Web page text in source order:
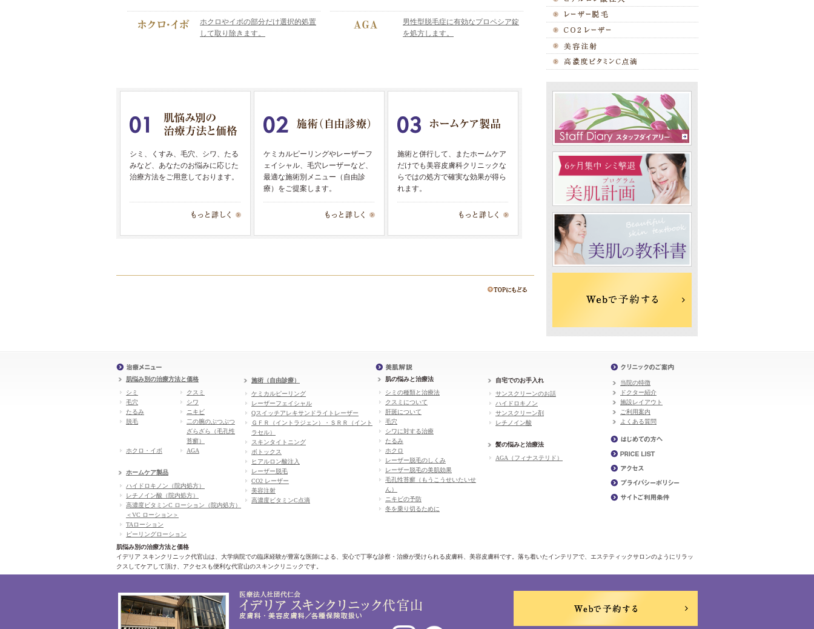
ホクロやイボの部分だけ選択的処置
して取り除きます。
男性型脱毛症に有効なプロペシア錠
を処方します。
シミ、くすみ、毛穴、シワ、たる
みなど、あなたのお悩みに応じた
治療方法をご用意しております。
ケミカルピーリングやレーザーフ
ェイシャル、毛穴レーザーなど、
最適な施術別メニュー（自由診
療）をご提案します。
施術と併行して、またホームケア
だけでも美容皮膚科クリニックな
らではの処方で確実な効果が得ら
れます。
肌悩み別の治療方法と価格
シミ
クスミ
毛穴
シワ
たるみ
ニキビ
脱毛
二の腕のぶつぶつ
ざらざら（毛孔性
苔癬）
ホクロ・イボ
AGA
ホームケア製品
ハイドロキノン（院内処方）
レチノイン酸（院内処方）
高濃度ビタミンC ローション（院内処方）
＜VC ローション＞
TAローション
ピーリングローション
施術（自由診療）
ケミカルピーリング
レーザーフェイシャル
Qスイッチアレキサンドライトレーザー
ＧＦＲ（イントラジェン）・ＳＲＲ（イント
ラセル）
スキンタイトニング
ボトックス
ヒアルロン酸注入
レーザー脱毛
CO2 レーザー
美容注射
高濃度ビタミンC点滴
肌の悩みと治療法
シミの種類と治療法
クスミについて
肝斑について
毛穴
シワに対する治療
たるみ
ホクロ
レーザー脱毛のしくみ
レーザー脱毛の美肌効果
毛孔性苔癬（もうこうせいたいせ
ん）
ニキビの予防
冬を乗り切るために
自宅でのお手入れ
サンスクリーンのお話
ハイドロキノン
サンスクリーン剤
レチノイン酸
髪の悩みと治療法
AGA（フィナステリド）
当院の特徴
ドクター紹介
施設レイアウト
ご利用案内
よくある質問
肌悩み別の治療方法と価格
イデリア スキンクリニック代官山は、大学病院での臨床経験が豊富な医師による、安心で丁寧な診察・治療が受けられる皮膚科、美容皮膚科です。落ち着いたインテリアで、エステティックサロンのようにリラッ
クスしてケアして頂け、アクセスも便利な代官山のスキンクリニックです。